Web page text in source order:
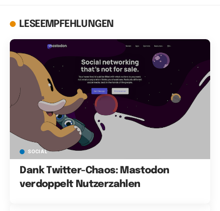
LESEEMPFEHLUNGEN
SOCIAL
Dank Twitter-Chaos: Mastodon
verdoppelt Nutzerzahlen